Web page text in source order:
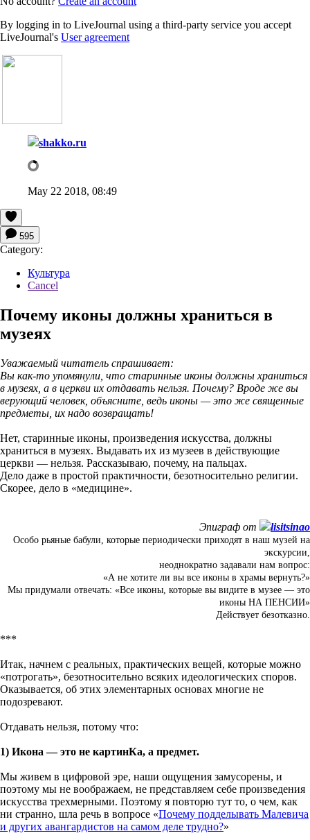
By logging in to LiveJournal using a third-party service you accept
LiveJournal's User agreement
shakko.ru
May 22 2018, 08:49
595
Category:
Культура
Cancel
Почему иконы должны храниться в
музеях
Уважаемый читатель спрашивает:
Вы как-то упомянули, что старинные иконы должны храниться
в музеях, а в церкви их отдавать нельзя. Почему? Вроде же вы
верующий человек, объясните, ведь иконы — это же священные
предметы, их надо возвращать!
Hет, старинные иконы, произведения искусства, должны
храниться в музеях. Выдавать их из музеев в действующие
церкви — нельзя. Рассказываю, почему, на пальцах.
Дело даже в простой практичности, безотносительно религии.
Скорее, дело в «медицине».
Эпиграф от lisitsinao
Особо рьяные бабули, которые периодически приходят в наш музей на
экскурсии,
неоднократно задавали нам вопрос:
«А не хотите ли вы все иконы в храмы вернуть?»
Мы придумали отвечать: «Все иконы, которые вы видите в музее — это
иконы НА ПЕНСИИ»
Действует безотказно.
***
Итак, начнем с реальных, практических вещей, которые можно
«потрогать», безотносительно всяких идеологических споров.
Оказывается, об этих элементарных основах многие не
подозревают.
Отдавать нельзя, потому что:
1) Икона — это не картинКа, а предмет.
Мы живем в цифровой эре, наши ощущения замусорены, и
поэтому мы не воображаем, не представляем себе произведения
искусства трехмерными. Поэтому я повторю тут то, о чем, как
ни странно, шла речь в вопросе «Почему подделывать Малевича
и других авангардистов на самом деле трудно?»